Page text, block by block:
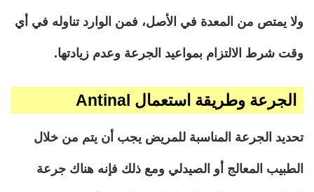
ولا يمتص من المعدة في الأصل، فمن الوارد تناوله في أي
وقت شرط الالتزام بمواعيد الجرعة وعدم زيادتها.
الجرعة وطريقة استعمال Antinal
تحديد الجرعة المناسبة للمريض يجب أن يتم من خلال
الطبيب المعالج أو الصيدلي ومع ذلك فإنه هناك جرعة